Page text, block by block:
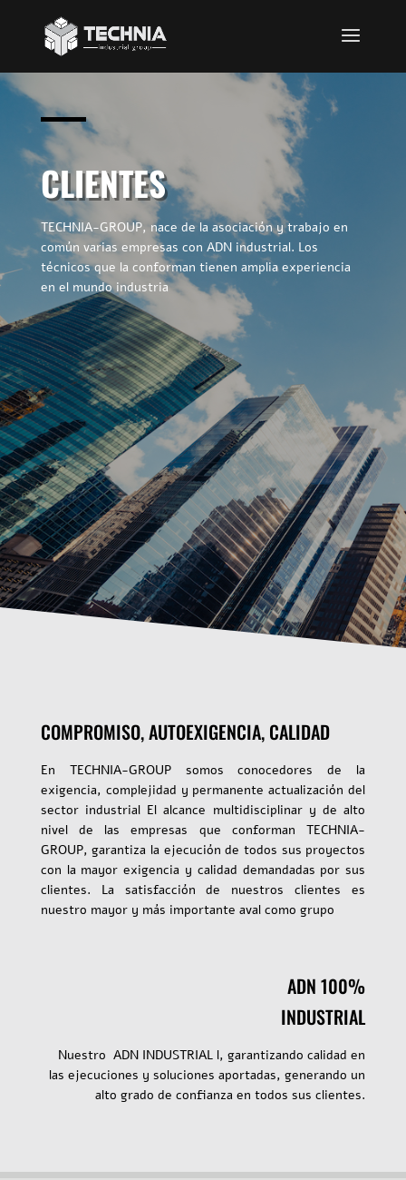
CLIENTES
TECHNIA-GROUP, nace de la asociación y trabajo en
común varias empresas con ADN industrial. Los
técnicos que la conforman tienen amplia experiencia
en el mundo industria
COMPROMISO, AUTOEXIGENCIA, CALIDAD
En TECHNIA-GROUP somos conocedores de la
exigencia, complejidad y permanente actualización del
sector industrial El alcance multidisciplinar y de alto
nivel de las empresas que conforman TECHNIA-
GROUP, garantiza la ejecución de todos sus proyectos
con la mayor exigencia y calidad demandadas por sus
clientes. La satisfacción de nuestros clientes es
nuestro mayor y más importante aval como grupo
ADN 100%
INDUSTRIAL
Nuestro ADN INDUSTRIAL l, garantizando calidad en
las ejecuciones y soluciones aportadas, generando un
alto grado de confianza en todos sus clientes.